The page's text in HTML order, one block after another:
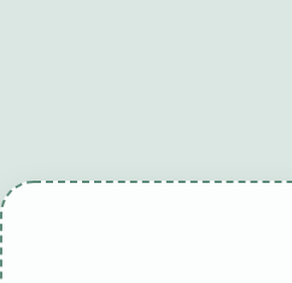
tambet girişbetexper güncel